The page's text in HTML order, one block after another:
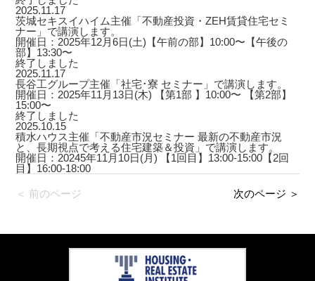
2025.11.17
茨城セキスイハイム主催「不動産投資・ZEH賃貸住宅セミ
ナー」で講演します。
開催日：2025年12月6日(土)【午前の部】10:00〜【午後の
部】13:30〜
終了しました
2025.11.17
長谷工グループ主催「社宅･寮 セミナー」で講演します。
開催日：2025年11月13日(木) 【第1部 】10:00〜 【第2部】
15:00〜
終了しました
2025.10.15
積水ハウス主催「不動産市況セミナー 最新の不動産市況
と、長期視点で考える住宅建築＆投資」で講演します。
開催日：20245年11月10日(月) 【1回目】13:00-15:00【2回
目】16:00-18:00
＜ 前のページ 次のページ ＞